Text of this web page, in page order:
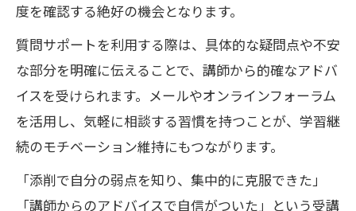
度を確認する絶好の機会となります。
質問サポートを利用する際は、具体的な疑問点や不安
な部分を明確に伝えることで、講師から的確なアドバ
イスを受けられます。メールやオンラインフォーラム
を活用し、気軽に相談する習慣を持つことが、学習継
続のモチベーション維持にもつながります。
「添削で自分の弱点を知り、集中的に克服できた」
「講師からのアドバイスで自信がついた」という受講